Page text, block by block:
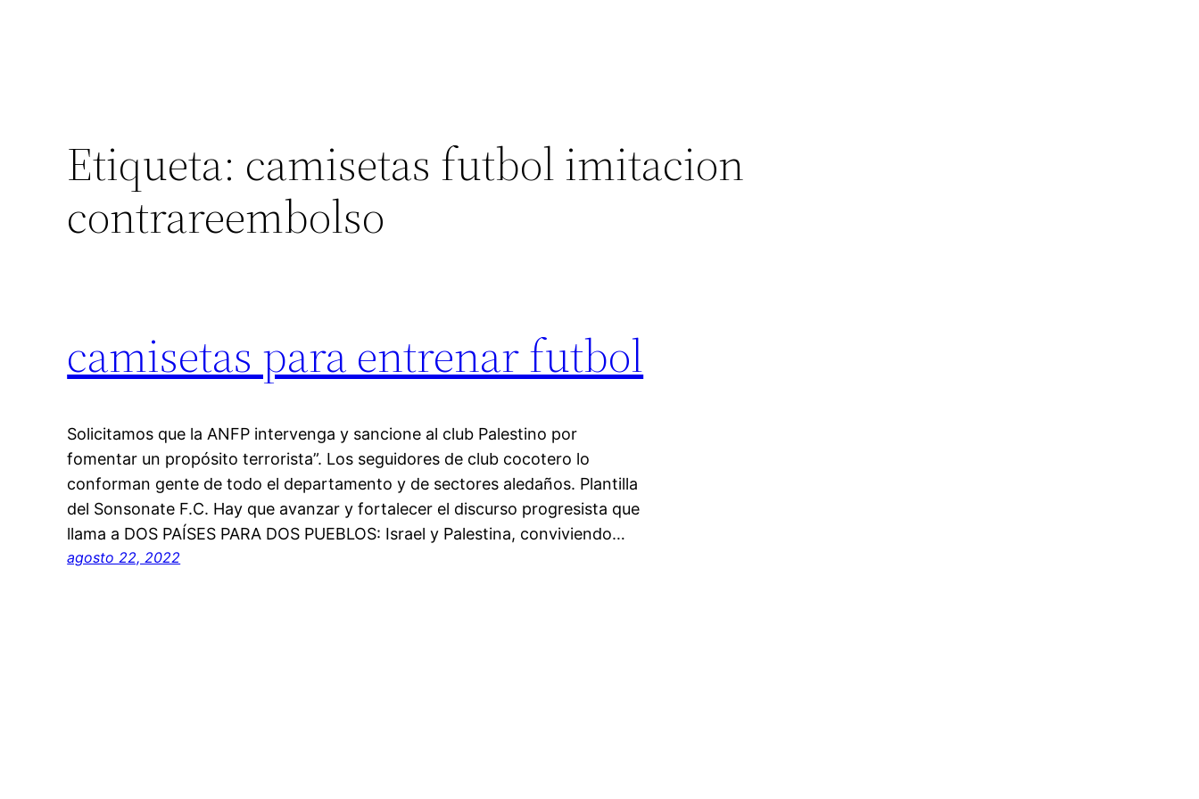
Etiqueta: camisetas futbol imitacion
contrareembolso
camisetas para entrenar futbol
Solicitamos que la ANFP intervenga y sancione al club Palestino por
fomentar un propósito terrorista”. Los seguidores de club cocotero lo
conforman gente de todo el departamento y de sectores aledaños. Plantilla
del Sonsonate F.C. Hay que avanzar y fortalecer el discurso progresista que
llama a DOS PAÍSES PARA DOS PUEBLOS: Israel y Palestina, conviviendo…
agosto 22, 2022